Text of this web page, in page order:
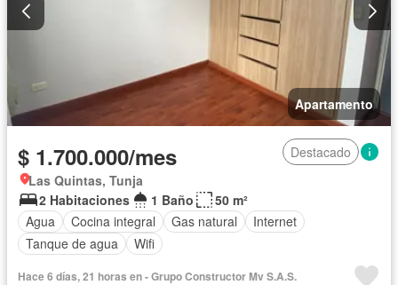
Apartamento
$ 1.700.000/mes
Destacado
Las Quintas, Tunja
2 Habitaciones
1 Baño
50 m²
Agua
Cocina integral Gas natural
Internet
Tanque de agua
Wifi
Hace 6 días, 21 horas en - Grupo Constructor Mv S.A.S.